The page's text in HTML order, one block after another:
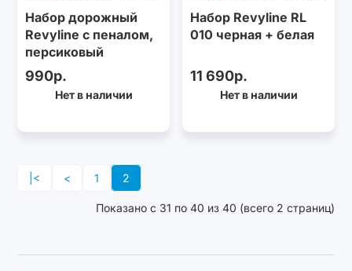
Набор дорожный
Revyline с пеналом,
персиковый
990р.
Нет в наличии
Набор Revyline RL
010 черная + белая
11 690р.
Нет в наличии
|< < 1 2
Показано с 31 по 40 из 40 (всего 2 страниц)